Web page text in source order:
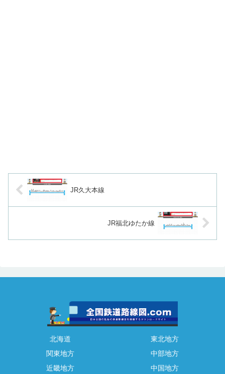
JR久大本線
JR福北ゆたか線
北海道
東北地方
関東地方
中部地方
近畿地方
中国地方